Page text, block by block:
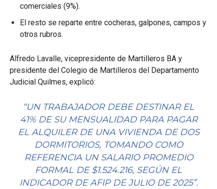
comerciales (9%).
El resto se reparte entre cocheras, galpones, campos y
otros rubros.
Alfredo Lavalle, vicepresidente de Martilleros BA y
presidente del Colegio de Martilleros del Departamento
Judicial Quilmes, explicó:
“UN TRABAJADOR DEBE DESTINAR EL
41% DE SU MENSUALIDAD PARA PAGAR
EL ALQUILER DE UNA VIVIENDA DE DOS
DORMITORIOS, TOMANDO COMO
REFERENCIA UN SALARIO PROMEDIO
FORMAL DE $1.524.216, SEGÚN EL
INDICADOR DE AFIP DE JULIO DE 2025”.